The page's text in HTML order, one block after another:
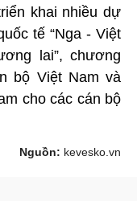
khai nhiều dự
tế “Nga - Việt
lai”, chương
bộ Việt Nam và
cho các cán bộ
Nguồn: kevesko.vn